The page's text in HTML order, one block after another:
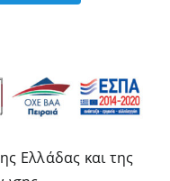
Ελλάδας και της